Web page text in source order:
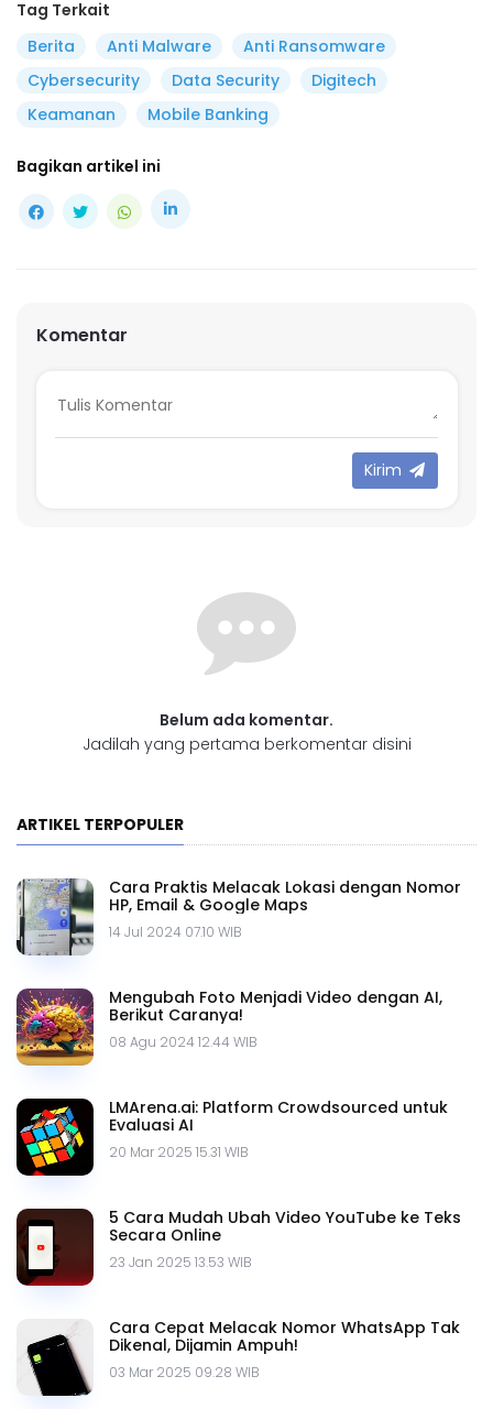
Tag Terkait
Berita
Anti Malware
Anti Ransomware
Cybersecurity
Data Security
Digitech
Keamanan
Mobile Banking
Bagikan artikel ini
Komentar
Kirim
Belum ada komentar.
Jadilah yang pertama berkomentar disini
ARTIKEL TERPOPULER
Cara Praktis Melacak Lokasi dengan Nomor
HP, Email & Google Maps
14 Jul 2024 07.10 WIB
Mengubah Foto Menjadi Video dengan AI,
Berikut Caranya!
08 Agu 2024 12.44 WIB
LMArena.ai: Platform Crowdsourced untuk
Evaluasi AI
20 Mar 2025 15.31 WIB
5 Cara Mudah Ubah Video YouTube ke Teks
Secara Online
23 Jan 2025 13.53 WIB
Cara Cepat Melacak Nomor WhatsApp Tak
Dikenal, Dijamin Ampuh!
03 Mar 2025 09.28 WIB